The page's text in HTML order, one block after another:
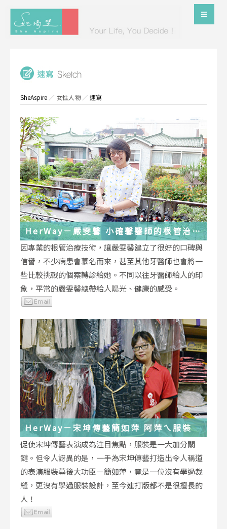
SheAspire ／ 女性人物／速寫
HerWay－嚴雯馨 小確馨醫師的根管治療
小確幸
因專業的根管治療技術，讓嚴雯馨建立了很好的口碑與
信譽，不少病患會慕名而來，甚至其他牙醫師也會將一
些比較挑戰的個案轉診給她。不同以往牙醫師給人的印
象，平常的嚴雯馨總帶給人陽光、健康的感受。
HerWay－宋坤傳藝簡如萍 阿萍ㄟ服裝
促使宋坤傳藝表演成為注目焦點，服裝是一大加分關
鍵。但令人訝異的是，一手為宋坤傳藝打造出令人稱道
的表演服裝幕後大功臣－簡如萍，竟是一位沒有學過裁
縫，更沒有學過服裝設計，至今連打版都不是很擅長的
人！